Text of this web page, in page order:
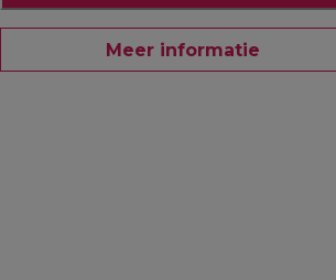
Meer informatie